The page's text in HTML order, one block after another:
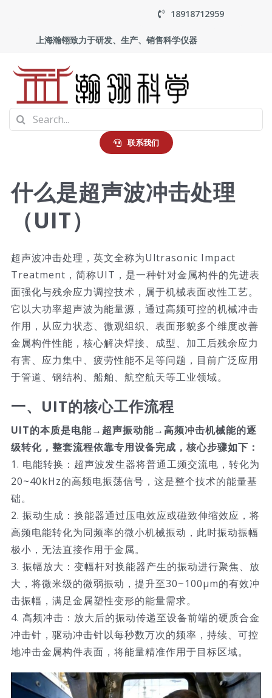
content
18918712959
上海瀚翎致力于研发、生产、销售科学仪器
首页
应用
走进瀚翎
技术服务
公司新闻
Search
for:
联系我们
什么是超声波冲击处理
（UIT）
超声波冲击处理，英文全称为Ultrasonic Impact
Treatment，简称UIT，是一种针对金属构件的先进表
面强化与残余应力调控技术，属于机械表面改性工艺。
它以大功率超声波为能量源，通过高频可控的机械冲击
作用，从应力状态、微观组织、表面形貌多个维度改善
金属构件性能，核心解决焊接、成型、加工后残余应力
有害、应力集中、疲劳性能不足等问题，目前广泛应用
于管道、钢结构、船舶、航空航天等工业领域。
一、UIT的核心工作流程
UIT的本质是电能→超声振动能→高频冲击机械能的逐
级转化，整套流程依靠专用设备完成，核心步骤如下：
1. 电能转换：超声波发生器将普通工频交流电，转化为
20~40kHz的高频电振荡信号，这是整个技术的能量基
础。
2. 振动生成：换能器通过压电效应或磁致伸缩效应，将
高频电能转化为同频率的微小机械振动，此时振动振幅
极小，无法直接作用于金属。
3. 振幅放大：变幅杆对换能器产生的振动进行聚焦、放
大，将微米级的微弱振动，提升至30~100μm的有效冲
击振幅，满足金属塑性变形的能量需求。
4. 高频冲击：放大后的振动传递至设备前端的硬质合金
冲击针，驱动冲击针以每秒数万次的频率，持续、可控
地冲击金属构件表面，将能量精准作用于目标区域。